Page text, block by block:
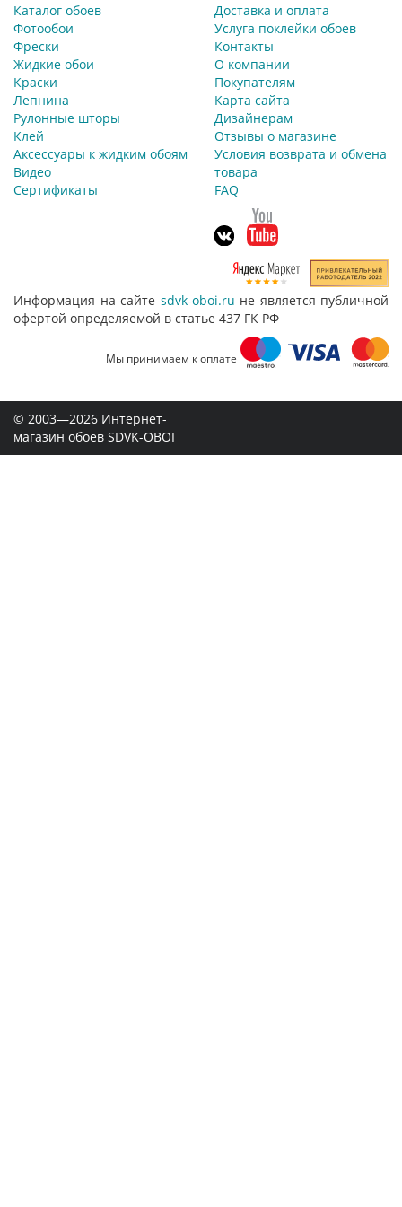
Каталог обоев
Фотообои
Фрески
Жидкие обои
Краски
Лепнина
Рулонные шторы
Клей
Аксессуары к жидким обоям
Видео
Сертификаты
Доставка и оплата
Услуга поклейки обоев
Контакты
О компании
Покупателям
Карта сайта
Дизайнерам
Отзывы о магазине
Условия возврата и обмена
товара
FAQ
Информация на сайте sdvk-oboi.ru не является публичной
офертой определяемой в статье 437 ГК РФ
Мы принимаем к оплате
© 2003—2026 Интернет-
магазин обоев SDVK-OBOI